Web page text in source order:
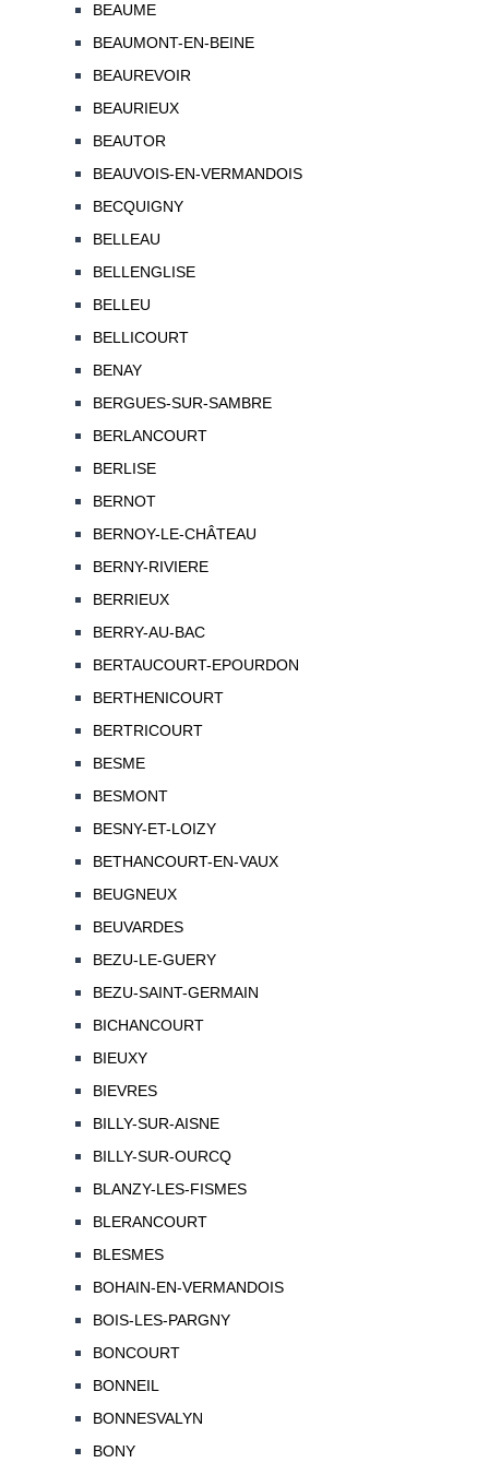
BEAUME
BEAUMONT-EN-BEINE
BEAUREVOIR
BEAURIEUX
BEAUTOR
BEAUVOIS-EN-VERMANDOIS
BECQUIGNY
BELLEAU
BELLENGLISE
BELLEU
BELLICOURT
BENAY
BERGUES-SUR-SAMBRE
BERLANCOURT
BERLISE
BERNOT
BERNOY-LE-CHÂTEAU
BERNY-RIVIERE
BERRIEUX
BERRY-AU-BAC
BERTAUCOURT-EPOURDON
BERTHENICOURT
BERTRICOURT
BESME
BESMONT
BESNY-ET-LOIZY
BETHANCOURT-EN-VAUX
BEUGNEUX
BEUVARDES
BEZU-LE-GUERY
BEZU-SAINT-GERMAIN
BICHANCOURT
BIEUXY
BIEVRES
BILLY-SUR-AISNE
BILLY-SUR-OURCQ
BLANZY-LES-FISMES
BLERANCOURT
BLESMES
BOHAIN-EN-VERMANDOIS
BOIS-LES-PARGNY
BONCOURT
BONNEIL
BONNESVALYN
BONY